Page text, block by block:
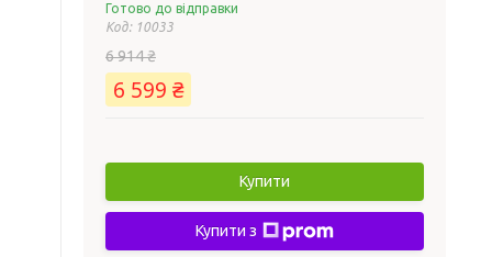
Готово до відправки
Код: 10033
6 914 ₴
6 599 ₴
Купити
Купити з